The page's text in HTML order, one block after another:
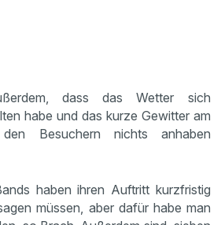
dass das Wetter sich
habe und das kurze Gewitter am
den Besuchern nichts anhaben
haben ihren Auftritt kurzfristig
müssen, aber dafür habe man